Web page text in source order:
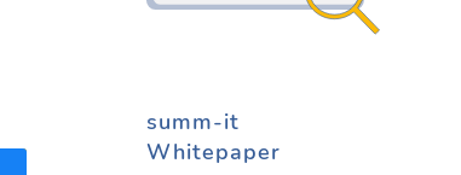
summ-it
Whitepaper